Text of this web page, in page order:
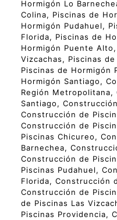
Hormigón Lo
Colina, Piscinas de
Hormigón Pudahuel,
Florida, Piscinas de
Hormigón Puente
Vizcachas, Piscinas
Piscinas de Hormigón
Hormigón Santiago,
Región Metropolitana,
Santiago,
Construcción de
Construcción de
Piscinas Chicureo,
Barnechea,
Construcción de
Piscinas Pudahuel,
Florida, Construcción
Construcción de
de Piscinas Las
Piscinas Providencia,